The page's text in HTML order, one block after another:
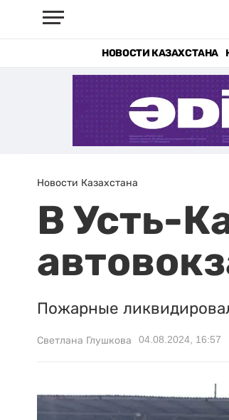
НОВОСТИ КАЗАХСТАНА
Новости Казахстана
В Усть-
Пожарные
Светлана Глушкова 04.08.2024, 16:57